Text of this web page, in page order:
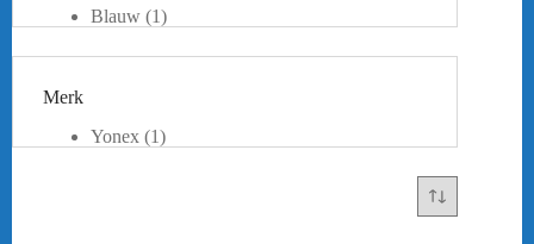
Blauw (1)
Rood (1)
Merk
Yonex (1)